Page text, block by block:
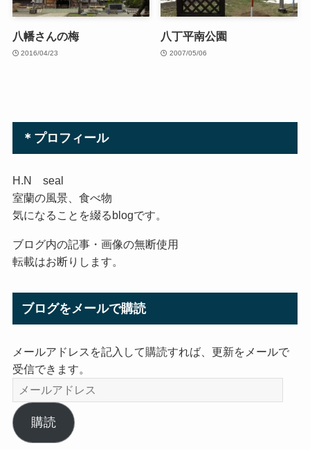
八幡さんの梅
2016/04/23
八丁平南公園
2007/05/06
＊プロフィール
H.N seal
室蘭の風景、食べ物
気になることを綴るblogです。
ブログ内の記事・画像の無断使用
転載はお断りします。
ブログをメールで購読
メールアドレスを記入して購読すれば、更新をメールで
受信できます。
ー
ル
ア
購読